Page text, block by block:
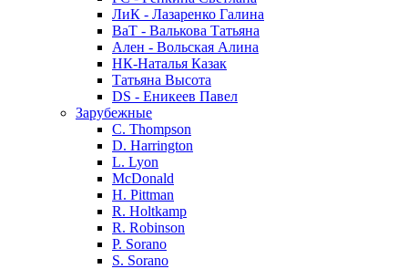
ЛиК - Лазаренко Галина
ВаТ - Валькова Татьяна
Ален - Вольская Алина
НК-Наталья Казак
Татьяна Высота
DS - Еникеев Павел
Зарубежные
C. Thompson
D. Harrington
L. Lyon
McDonald
H. Pittman
R. Holtkamp
R. Robinson
P. Sorano
S. Sorano